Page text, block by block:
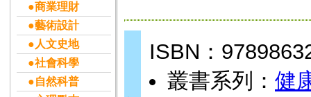
●商業理財
●藝術設計
●人文史地
●社會科學
●自然科普
ISBN：
叢書系列： 健